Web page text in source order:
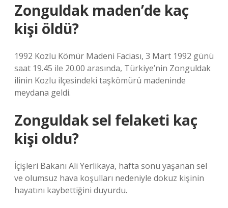
Zonguldak maden’de kaç
kişi öldü?
1992 Kozlu Kömür Madeni Faciası, 3 Mart 1992 günü
saat 19.45 ile 20.00 arasında, Türkiye’nin Zonguldak
ilinin Kozlu ilçesindeki taşkömürü madeninde
meydana geldi.
Zonguldak sel felaketi kaç
kişi oldu?
İçişleri Bakanı Ali Yerlikaya, hafta sonu yaşanan sel
ve olumsuz hava koşulları nedeniyle dokuz kişinin
hayatını kaybettiğini duyurdu.